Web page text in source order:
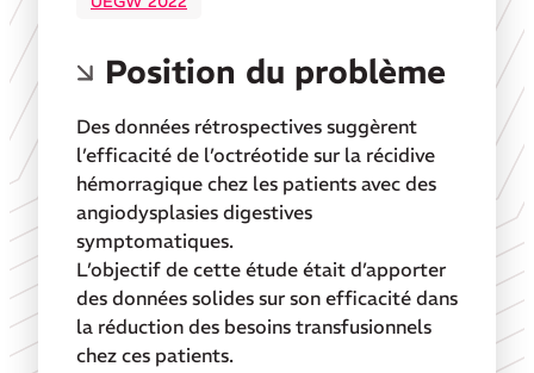
Position du problème
Des données rétrospectives suggèrent
l’efficacité de l’octréotide sur la récidive
hémorragique chez les patients avec des
angiodysplasies digestives
symptomatiques.
L’objectif de cette étude était d’apporter
des données solides sur son efficacité dans
la réduction des besoins transfusionnels
chez ces patients.